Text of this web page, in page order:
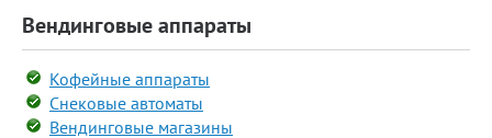
Вендинговые аппараты
Кофейные аппараты
Снековые автоматы
Вендинговые магазины